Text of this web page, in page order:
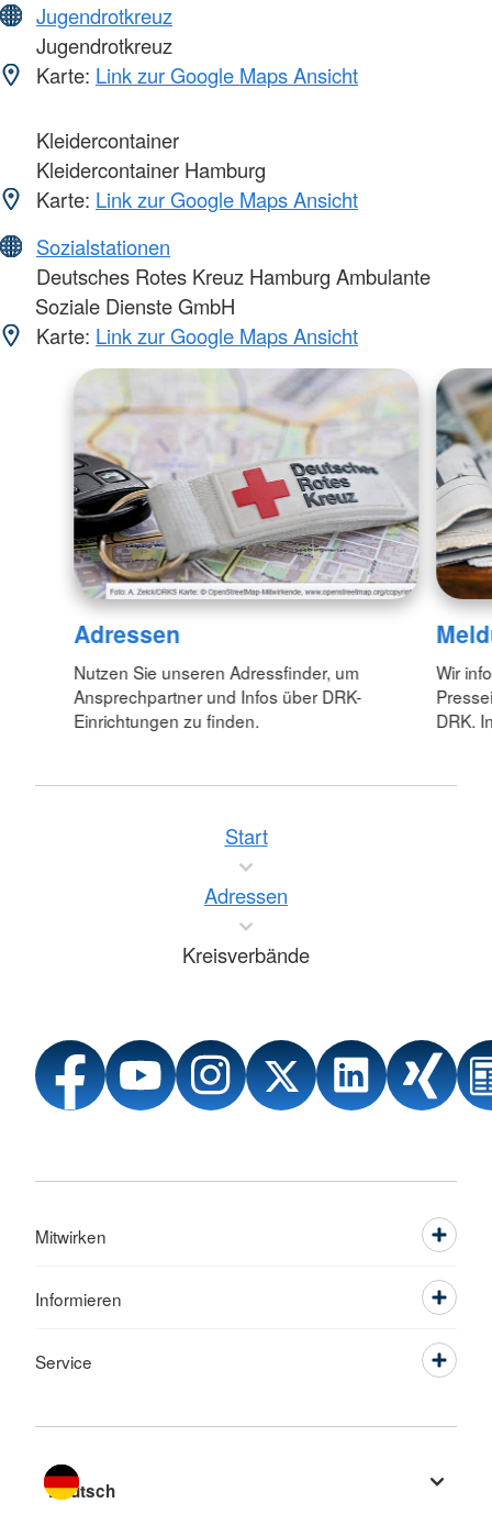
Jugendrotkreuz
Jugendrotkreuz
Karte: Link zur Google Maps Ansicht
Kleidercontainer
Kleidercontainer Hamburg
Karte: Link zur Google Maps Ansicht
Sozialstationen
Deutsches Rotes Kreuz Hamburg Ambulante
Soziale Dienste GmbH
Karte: Link zur Google Maps Ansicht
Adressen
Nutzen Sie unseren Adressfinder, um
Ansprechpartner und Infos über DRK-
Einrichtungen zu finden.
Wir
DRK.
Start
Adressen
Kreisverbände
Mitwirken
Informieren
Service
Sprache wechseln zu